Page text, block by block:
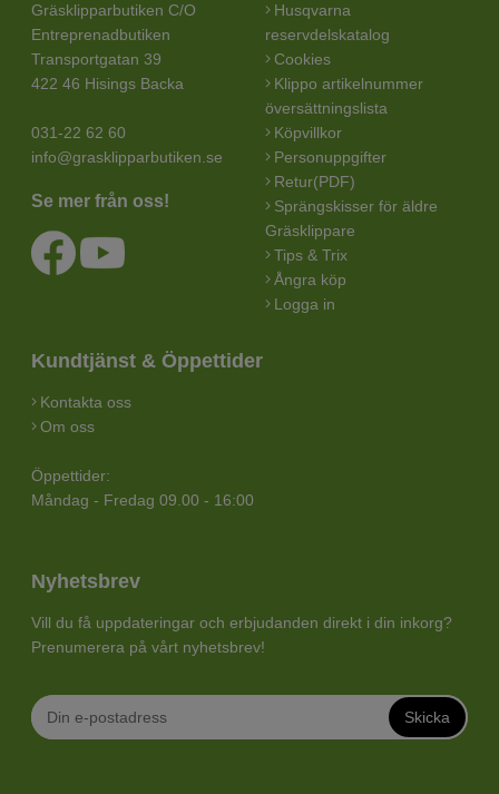
Gräsklipparbutiken C/O
Entreprenadbutiken
Transportgatan 39
422 46 Hisings Backa
031-22 62 60
info@grasklipparbutiken.se
Se mer från oss!
Husqvarna
reservdelskatalog
Cookies
Klippo artikelnummer
översättningslista
Köpvillkor
Personuppgifter
Retur(PDF)
Sprängskisser för äldre
Gräsklippare
Tips & Trix
Ångra köp
Logga in
Kundtjänst & Öppettider
Kontakta oss
Om oss
Öppettider:
Måndag - Fredag 09.00 - 16:00
Nyhetsbrev
Vill du få uppdateringar och erbjudanden direkt i din inkorg?
Prenumerera på vårt nyhetsbrev!
Skicka